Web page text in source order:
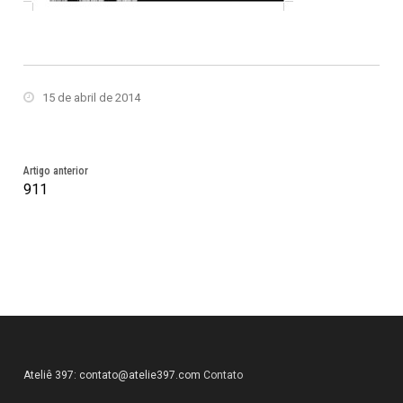
15 de abril de 2014
Artigo anterior
911
Ateliê 397: contato@atelie397.com Contato